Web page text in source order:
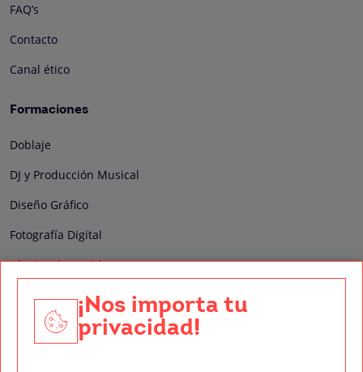
FAQ’s
Contacto
Canal ético
Formaciones
Doblaje
DJ y Producción Musical
Diseño Gráfico
Fotografía Digital
Técnico de Sonido
Edición y Postproducción de Vídeo
Nuestros sellos de calidad
¡Nos importa tu
privacidad!